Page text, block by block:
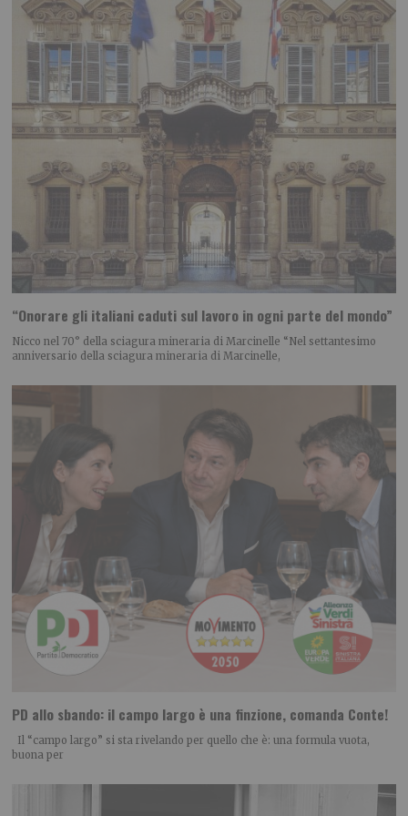
“Onorare gli italiani caduti sul lavoro in ogni parte del mondo”
Nicco nel 70° della sciagura mineraria di Marcinelle “Nel settantesimo
anniversario della sciagura mineraria di Marcinelle,
PD allo sbando: il campo largo è una finzione, comanda Conte!
Il “campo largo” si sta rivelando per quello che è: una formula vuota,
buona per